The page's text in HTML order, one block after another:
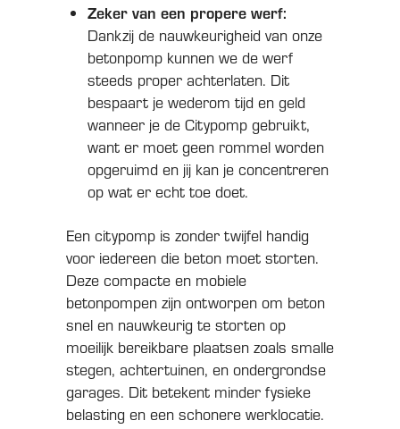
Zeker van een propere werf:
Dankzij de nauwkeurigheid van onze
betonpomp kunnen we de werf
steeds proper achterlaten. Dit
bespaart je wederom tijd en geld
wanneer je de Citypomp gebruikt,
want er moet geen rommel worden
opgeruimd en jij kan je concentreren
op wat er echt toe doet.
Een citypomp is zonder twijfel handig
voor iedereen die beton moet storten.
Deze compacte en mobiele
betonpompen zijn ontworpen om beton
snel en nauwkeurig te storten op
moeilijk bereikbare plaatsen zoals smalle
stegen, achtertuinen, en ondergrondse
garages. Dit betekent minder fysieke
belasting en een schonere werklocatie.